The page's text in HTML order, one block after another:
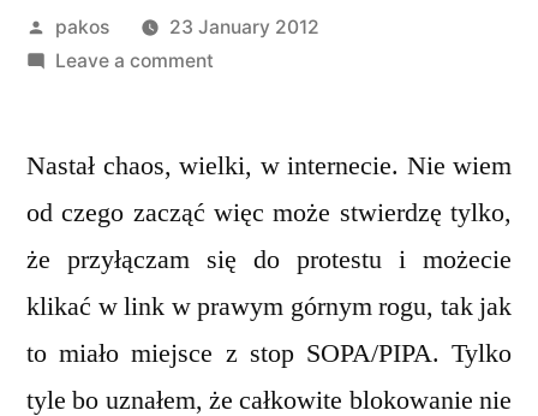
Posted
by
pakos
23 January 2012
Leave a commenton
Nastał chaos, wielki, w internecie. Nie wiem
od czego zacząć więc może stwierdzę tylko,
że przyłączam się do protestu i możecie
klikać w link w prawym górnym rogu, tak jak
to miało miejsce z stop SOPA/PIPA. Tylko
tyle bo uznałem, że całkowite blokowanie nie